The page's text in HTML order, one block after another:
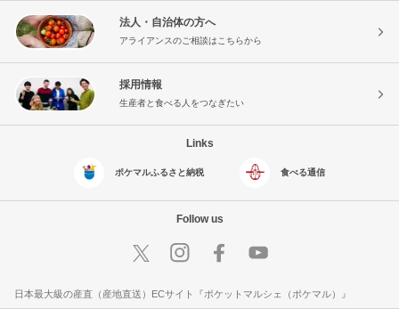
法人・自治体の方へ
アライアンスのご相談はこちらから
採用情報
生産者と食べる人をつなぎたい
Links
ポケマルふるさと納税 食べる通信
Follow us
日本最大級の産直（産地直送）ECサイト『ポケットマルシェ（ポケマル）』